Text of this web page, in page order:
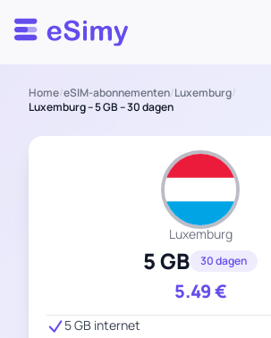
Esimy
Home/eSIM-abonnementen/Luxemburg/
Luxemburg – 5 GB – 30 dagen
Luxemburg
5 GB 30 dagen
5.49€
5 GB internet